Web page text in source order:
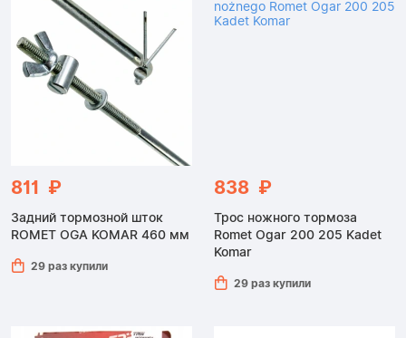
811 ₽
Задний тормозной шток
ROMET OGA KOMAR 460 мм
29 раз купили
838 ₽
Трос ножного тормоза
Romet Ogar 200 205 Kadet
Komar
29 раз купили